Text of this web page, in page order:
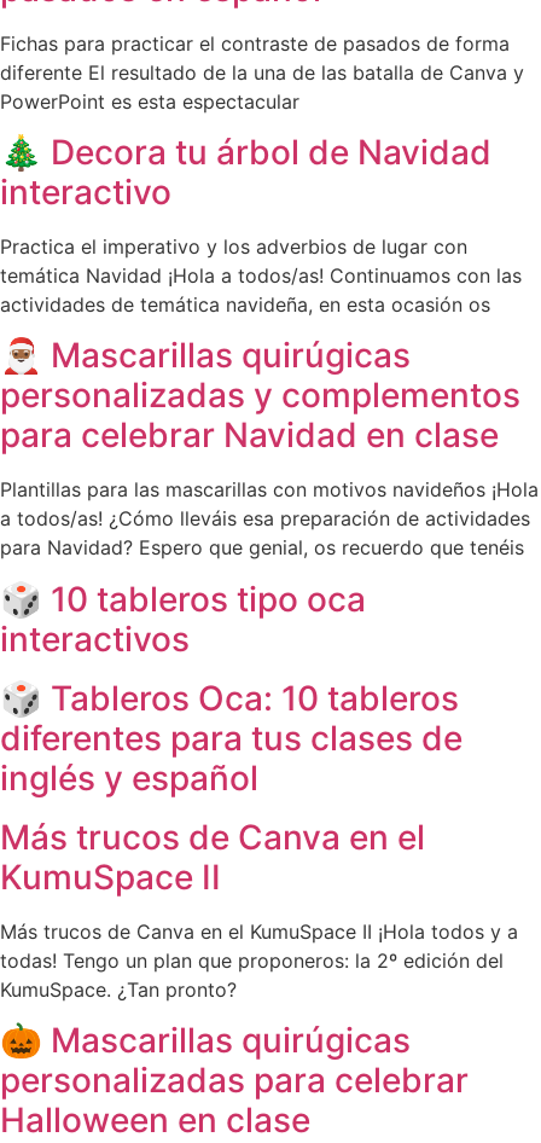
Fichas para practicar el contraste de pasados de forma
diferente El resultado de la una de las batalla de Canva y
PowerPoint es esta espectacular
🎄 Decora tu árbol de Navidad
interactivo
Practica el imperativo y los adverbios de lugar con
temática Navidad ¡Hola a todos/as! Continuamos con las
actividades de temática navideña, en esta ocasión os
🎅🏾 Mascarillas quirúgicas
personalizadas y complementos
para celebrar Navidad en clase
Plantillas para las mascarillas con motivos navideños ¡Hola
a todos/as! ¿Cómo lleváis esa preparación de actividades
para Navidad? Espero que genial, os recuerdo que tenéis
🎲 10 tableros tipo oca
interactivos
🎲 Tableros Oca: 10 tableros
diferentes para tus clases de
inglés y español
Más trucos de Canva en el
KumuSpace II
Más trucos de Canva en el KumuSpace II ¡Hola todos y a
todas! Tengo un plan que proponeros: la 2º edición del
KumuSpace. ¿Tan pronto?
🎃 Mascarillas quirúgicas
personalizadas para celebrar
Halloween en clase